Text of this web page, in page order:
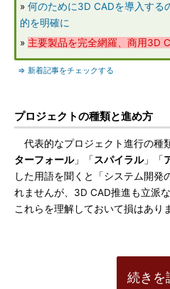
» 何のために3D CADを導入す
的を明確に
» 主要製品を完全網羅、商用3D
⇒ 新着記事をチェックする
プロジェクトの種類と進め方
代表的なプロジェクト進行の種
ターフォール」「 スパイラル」「
した用語を聞くと「システム開発
れませんが、3D CAD推進も立派
これらを理解しておいて損はあり
続きを